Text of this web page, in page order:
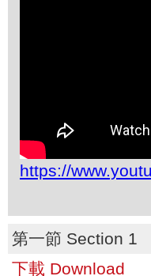
https://
第一節 Section 1
下載 Download